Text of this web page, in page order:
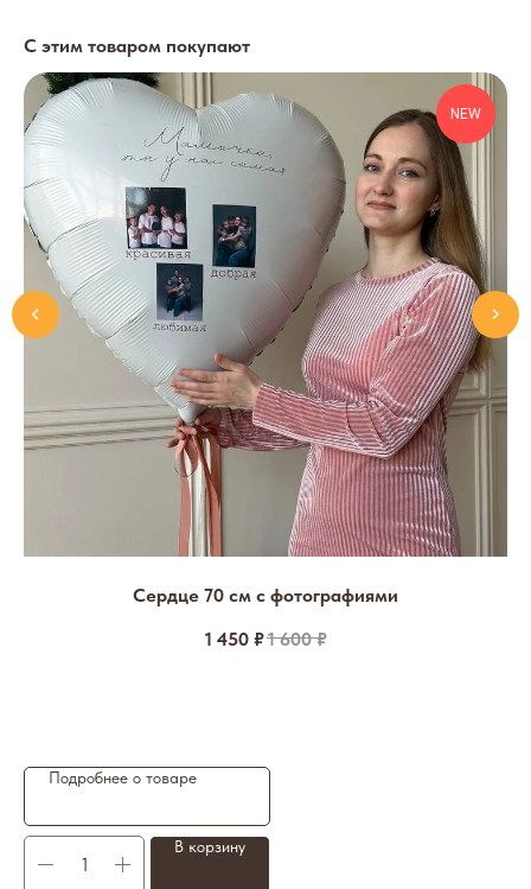
С этим товаром покупают
NEW
Сердце 70 см с фотографиями
1 450 ₽1 600 ₽
Подробнее о товаре
В корзину